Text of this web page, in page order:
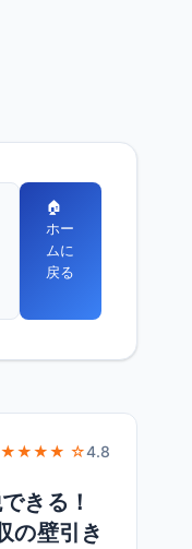
🏠
ホー
ムに
戻る
★★★★ ☆4.8
きる！
の壁引き